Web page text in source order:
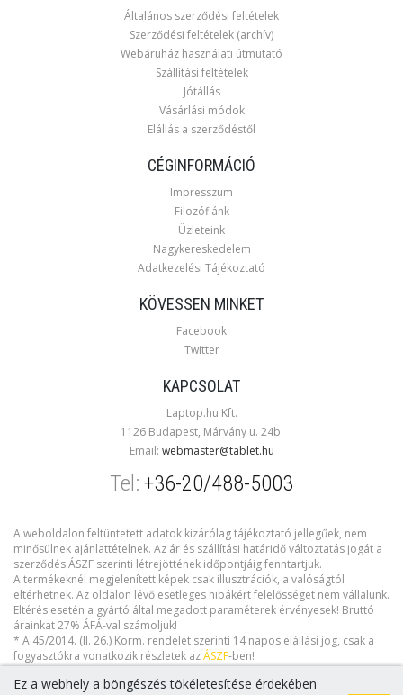
Általános szerződési feltételek
Szerződési feltételek (archív)
Webáruház használati útmutató
Szállítási feltételek
Jótállás
Vásárlási módok
Elállás a szerződéstől
CÉGINFORMÁCIÓ
Impresszum
Filozófiánk
Üzleteink
Nagykereskedelem
Adatkezelési Tájékoztató
KÖVESSEN MINKET
Facebook
Twitter
KAPCSOLAT
Laptop.hu Kft.
1126 Budapest, Márvány u. 24b.
Email: webmaster@tablet.hu
Tel: +36-20/488-5003
A weboldalon feltüntetett adatok kizárólag tájékoztató jellegűek, nem
minősülnek ajánlattételnek. Az ár és szállítási határidő változtatás jogát a
szerződés ÁSZF szerinti létrejöttének időpontjáig fenntartjuk.
A termékeknél megjelenített képek csak illusztrációk, a valóságtól
eltérhetnek. Az oldalon lévő esetleges hibákért felelősséget nem vállalunk.
Eltérés esetén a gyártó által megadott paraméterek érvényesek! Bruttó
árainkat 27% ÁFÁ-val számoljuk!
* A 45/2014. (II. 26.) Korm. rendelet szerinti 14 napos elállási jog, csak a
fogyasztókra vonatkozik részletek azÁSZF-ben!
Ez a webhely a böngészés tökéletesítése érdekében